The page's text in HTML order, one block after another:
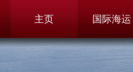
主页 国际海运